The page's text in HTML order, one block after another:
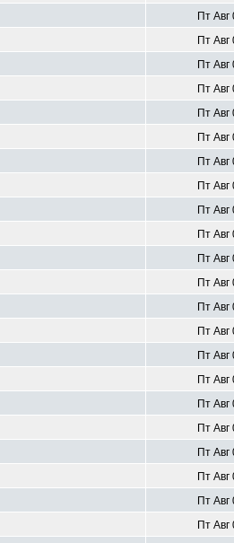
Пт Авг
Пт Авг
Пт Авг
Пт Авг
Пт Авг
Пт Авг
Пт Авг
Пт Авг
Пт Авг
Пт Авг
Пт Авг
Пт Авг
Пт Авг
Пт Авг
Пт Авг
Пт Авг
Пт Авг
Пт Авг
Пт Авг
Пт Авг
Пт Авг
Пт Авг